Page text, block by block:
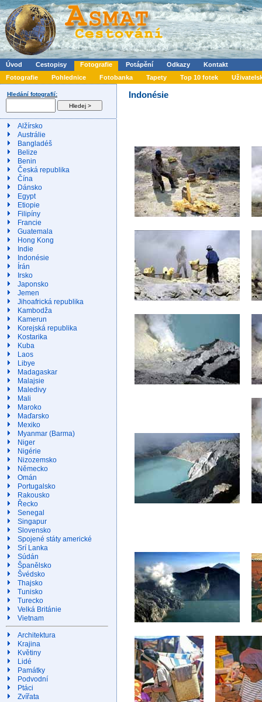
Úvod Cestopisy Fotografie Potápění Odkazy
Kontakt
Fotografie
Pohlednice Fotobanka Tapety Top 10 fotek
Hledání fotografií:
Alžírsko
Austrálie
Bangladéš
Belize
Benin
Česká republika
Čína
Dánsko
Egypt
Etiopie
Filipíny
Francie
Guatemala
Hong Kong
Indie
Indonésie
Írán
Irsko
Japonsko
Jemen
Jihoafrická republika
Kambodža
Kamerun
Korejská republika
Kostarika
Kuba
Laos
Libye
Madagaskar
Malajsie
Maledivy
Mali
Maroko
Maďarsko
Mexiko
Myanmar (Barma)
Niger
Nigérie
Nizozemsko
Německo
Omán
Portugalsko
Rakousko
Řecko
Senegal
Singapur
Slovensko
Spojené státy americké
Srí Lanka
Súdán
Španělsko
Švédsko
Thajsko
Tunisko
Turecko
Velká Británie
Vietnam
Architektura
Krajina
Květiny
Lidé
Památky
Podvodní
Ptáci
Zvířata
Indonésie